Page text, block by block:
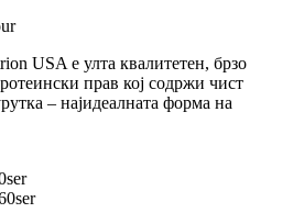
USA е улта квалитетен, брзо
прав кој содржи чист
– најидеалната форма на